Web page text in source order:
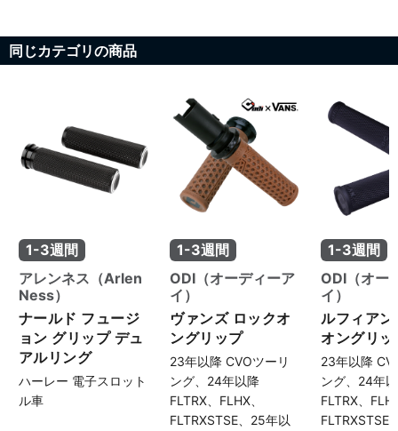
同じカテゴリの商品
1-3週間
アレンネス（Arlen
Ness）
ナールド フュージ
ョン グリップ デュ
アルリング
ハーレー 電子スロット
ル車
1-3週間
ODI（オーディーア
イ）
ヴァンズ ロックオ
ングリップ
23年以降 CVOツーリ
ング、24年以降
FLTRX、FLHX、
FLTRXSTSE、25年以
1-3週間
ODI（オー
イ）
ルフィア
オングリッ
23年以降
ング、24年
FLTRX、
FLTRXSTSE